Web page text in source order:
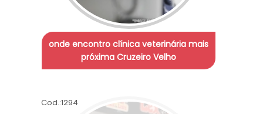
onde encontro clínica veterinária mais
próxima Cruzeiro Velho
Cod.:1294